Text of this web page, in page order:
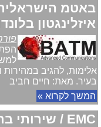
באטמ
איזלינגטון
פורסם
אלימות, להגיב
בעיר. מאת: חיים חביב
המשך לקרוא »
EMC / שירותי בריאות כללית